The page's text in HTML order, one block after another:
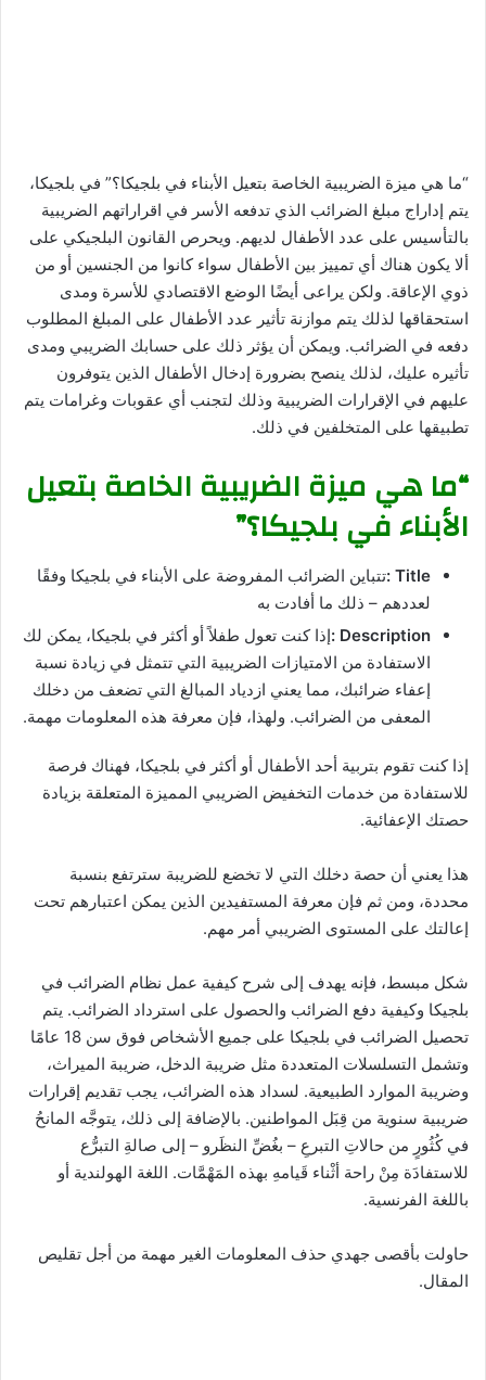
“ما هي ميزة الضريبية الخاصة بتعيل الأبناء في بلجيكا؟” في بلجيكا،
يتم إداراج مبلغ الضرائب الذي تدفعه الأسر في اقراراتهم الضريبية
بالتأسيس على عدد الأطفال لديهم. ويحرص القانون البلجيكي على
ألا يكون هناك أي تمييز بين الأطفال سواء كانوا من الجنسين أو من
ذوي الإعاقة. ولكن يراعى أيضًا الوضع الاقتصادي للأسرة ومدى
استحقاقها لذلك يتم موازنة تأثير عدد الأطفال على المبلغ المطلوب
دفعه في الضرائب. ويمكن أن يؤثر ذلك على حسابك الضريبي ومدى
تأثيره عليك، لذلك ينصح بضرورة إدخال الأطفال الذين يتوفرون
عليهم في الإقرارات الضريبية وذلك لتجنب أي عقوبات وغرامات يتم
تطبيقها على المتخلفين في ذلك.
“ما هي ميزة الضريبية الخاصة بتعيل
الأبناء في بلجيكا؟”
Title : تتباين الضرائب المفروضة على الأبناء في بلجيكا وفقًا
لعددهم – ذلك ما أفادت به
Description : إذا كنت تعول طفلاً أو أكثر في بلجيكا، يمكن لك
الاستفادة من الامتيازات الضريبية التي تتمثل في زيادة نسبة
إعفاء ضرائبك، مما يعني ازدياد المبالغ التي تضعف من دخلك
المعفى من الضرائب. ولهذا، فإن معرفة هذه المعلومات مهمة.
إذا كنت تقوم بتربية أحد الأطفال أو أكثر في بلجيكا، فهناك فرصة
للاستفادة من خدمات التخفيض الضريبي المميزة المتعلقة بزيادة
حصتك الإعفائية.
هذا يعني أن حصة دخلك التي لا تخضع للضريبة سترتفع بنسبة
محددة، ومن ثم فإن معرفة المستفيدين الذين يمكن اعتبارهم تحت
إعالتك على المستوى الضريبي أمر مهم.
شكل مبسط، فإنه يهدف إلى شرح كيفية عمل نظام الضرائب في
بلجيكا وكيفية دفع الضرائب والحصول على استرداد الضرائب. يتم
تحصيل الضرائب في بلجيكا على جميع الأشخاص فوق سن 18 عامًا
وتشمل التسلسلات المتعددة مثل ضريبة الدخل، ضريبة الميراث،
وضريبة الموارد الطبيعية. لسداد هذه الضرائب، يجب تقديم إقرارات
ضريبية سنوية من قِبَل المواطنين. بالإضافة إلى ذلك، يتوجَّه المانحُ
في كُثُورٍ من حالاتِ التبرعِ – بغُضِّ النظَرو – إلى صالةِ التبرُّع
للاستفادَة مِنْ راحة أثْناء قَيامهِ بهذه المَهْمَّات. اللغة الهولندية أو
باللغة الفرنسية.
حاولت بأقصى جهدي حذف المعلومات الغير مهمة من أجل تقليص
المقال.